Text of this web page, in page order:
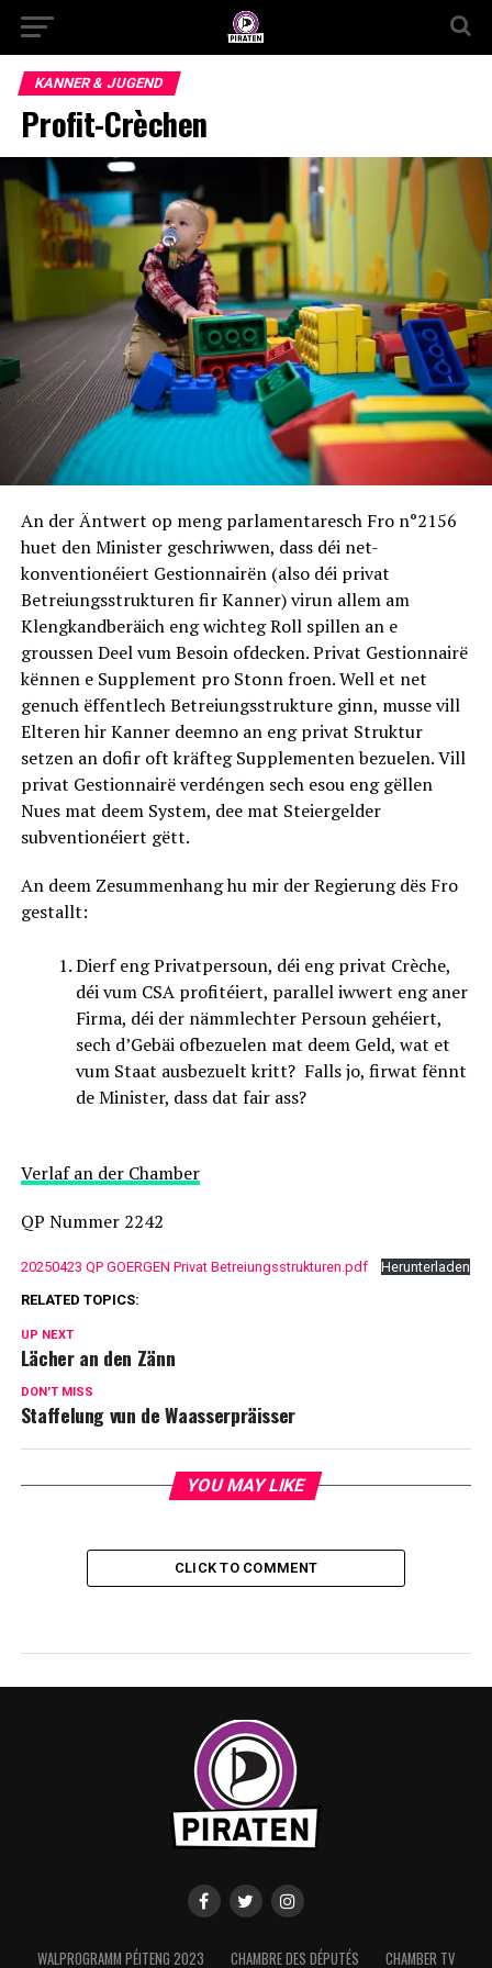
KANNER & JUGEND
Profit-Crèchen
An der Äntwert op meng parlamentaresch Fro n°2156
huet den Minister geschriwwen, dass déi net-
konventionéiert Gestionnairën (also déi privat
Betreiungsstrukturen fir Kanner) virun allem am
Klengkandberäich eng wichteg Roll spillen an e
groussen Deel vum Besoin ofdecken. Privat Gestionnairë
kënnen e Supplement pro Stonn froen. Well et net
genuch ëffentlech Betreiungsstrukture ginn, musse vill
Elteren hir Kanner deemno an eng privat Struktur
setzen an dofir oft kräfteg Supplementen bezuelen. Vill
privat Gestionnairë verdéngen sech esou eng gëllen
Nues mat deem System, dee mat Steiergelder
subventionéiert gëtt.
An deem Zesummenhang hu mir der Regierung dës Fro
gestallt:
Dierf eng Privatpersoun, déi eng privat Crèche,
déi vum CSA profitéiert, parallel iwwert eng aner
Firma, déi der nämmlechter Persoun gehéiert,
sech d’Gebäi ofbezuelen mat deem Geld, wat et
vum Staat ausbezuelt kritt? Falls jo, firwat fënnt
de Minister, dass dat fair ass?
Verlaf an der Chamber
QP Nummer 2242
20250423 QP GOERGEN Privat Betreiungsstrukturen.pdf
Herunterladen
RELATED TOPICS:
UP NEXT
Lächer an den Zänn
DON'T MISS
Staffelung vun de Waasserpräisser
YOU MAY LIKE
CLICK TO COMMENT
WALPROGRAMM PÉITENG 2023 CHAMBRE DES DÉPUTÉS CHAMBER TV